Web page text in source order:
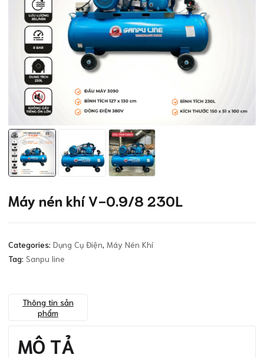
Máy nén khí V-0.9/8 230L
Categories: Dụng Cụ Điện, Máy Nén Khí
Tag: Sanpu line
Thông tin sản
phẩm
MÔ TẢ